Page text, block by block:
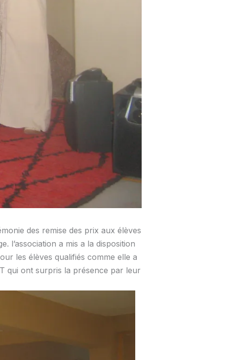
des remise des prix aux élèves
l’association a mis a la disposition
les élèves qualifiés comme elle a
qui ont surpris la présence par leur